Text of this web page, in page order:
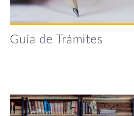
Guía de Trámites